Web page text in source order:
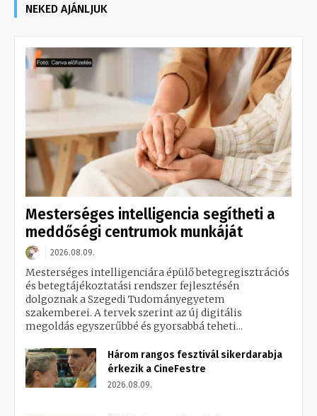
NEKED AJÁNLJUK
Mesterséges intelligencia segítheti a
meddőségi centrumok munkáját
2026.08.09.
Mesterséges intelligenciára épülő betegregisztrációs
és betegtájékoztatási rendszer fejlesztésén
dolgoznak a Szegedi Tudományegyetem
szakemberei. A tervek szerint az új digitális
megoldás egyszerűbbé és gyorsabbá teheti...
Három rangos fesztivál sikerdarabja
érkezik a CineFestre
2026.08.09.